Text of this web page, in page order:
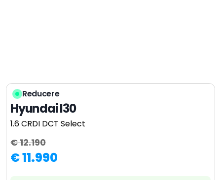
Reducere
Hyundai I30
1.6 CRDI DCT Select
€ 12.190
€ 11.990